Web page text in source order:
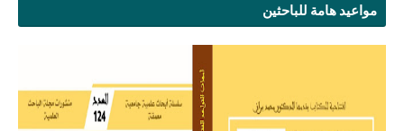
مواعيد هامة للباحثين